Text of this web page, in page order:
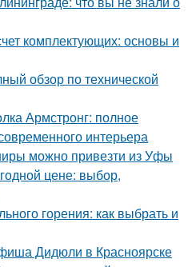
комплектующих: основы и
обзор по технической
Армстронг: полное
интерьера
можно привезти из Уфы
цене: выбор,
горения: как выбрать и
Дидюли в Красноярске